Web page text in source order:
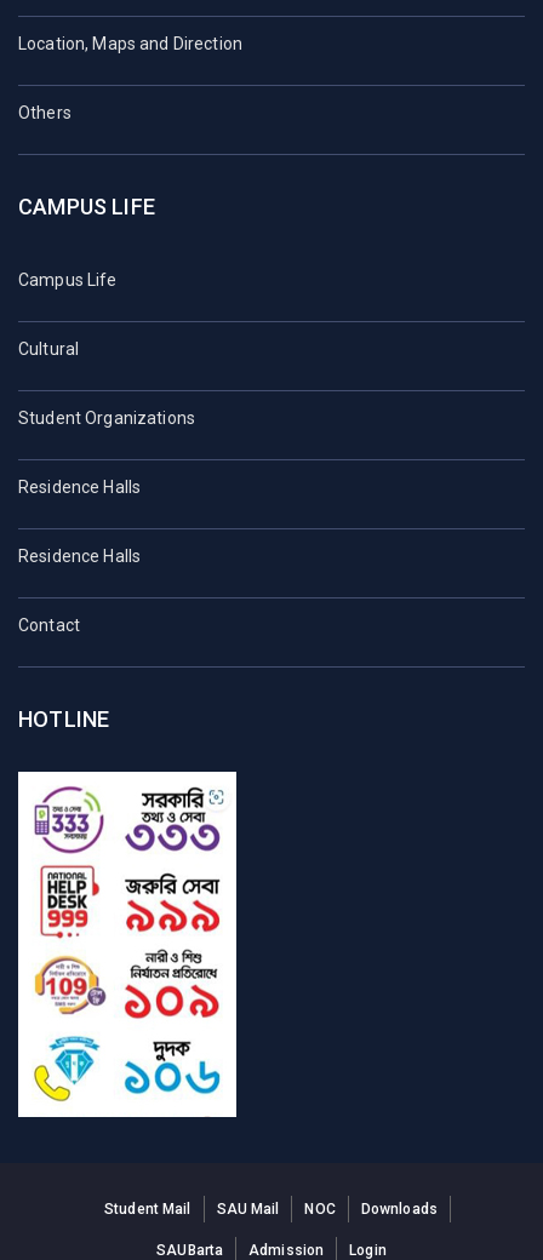
Location, Maps and Direction
Others
CAMPUS LIFE
Campus Life
Cultural
Student Organizations
Residence Halls
Residence Halls
Contact
HOTLINE
Student Mail SAU Mail NOC Downloads
SAUBarta Admission Login